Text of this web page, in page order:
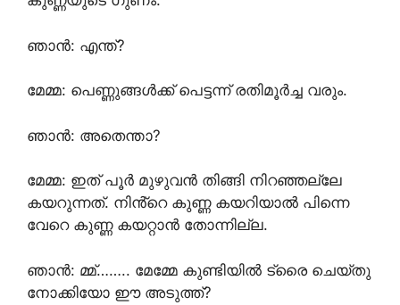
ഞാൻ: എന്ത്?
മേമ്മ: പെണ്ണുങ്ങൾക്ക് പെട്ടന്ന് രതിമൂർച്ച വരും.
ഞാൻ: അതെന്താ?
മേമ്മ: ഇത് പൂർ മുഴുവൻ തിങ്ങി നിറഞ്ഞല്ലേ
കയറുന്നത്. നിൻ്റെ കുണ്ണ കയറിയാൽ പിന്നെ
വേറെ കുണ്ണ കയറ്റാൻ തോന്നില്ല.
ഞാൻ: മ്മ്…….. മേമ്മേ കുണ്ടിയിൽ ട്രൈ ചെയ്തു
നോക്കിയോ ഈ അടുത്ത്?